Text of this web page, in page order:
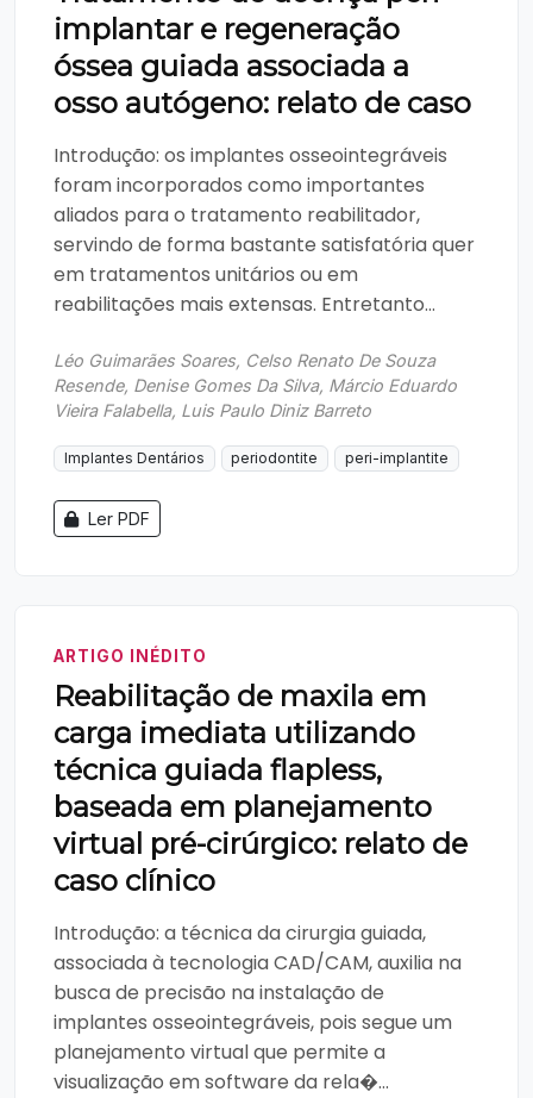
implantar e regeneração
óssea guiada associada a
osso autógeno: relato de caso
Introdução: os implantes osseointegráveis
foram incorporados como importantes
aliados para o tratamento reabilitador,
servindo de forma bastante satisfatória quer
em tratamentos unitários ou em
reabilitações mais extensas. Entretanto...
Léo Guimarães Soares, Celso Renato De Souza
Resende, Denise Gomes Da Silva, Márcio Eduardo
Vieira Falabella, Luis Paulo Diniz Barreto
Implantes Dentários periodontite peri-implantite
Ler PDF
ARTIGO INÉDITO
Reabilitação de maxila em
carga imediata utilizando
técnica guiada flapless,
baseada em planejamento
virtual pré-cirúrgico: relato de
caso clínico
Introdução: a técnica da cirurgia guiada,
associada à tecnologia CAD/CAM, auxilia na
busca de precisão na instalação de
implantes osseointegráveis, pois segue um
planejamento virtual que permite a
visualização em software da rela�...